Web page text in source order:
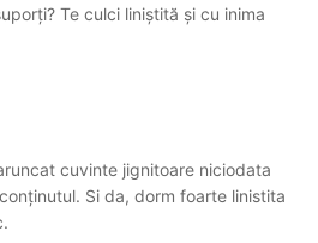
Te culci liniștită și cu inima
cuvinte jignitoare niciodata
Si da, dorm foarte linistita